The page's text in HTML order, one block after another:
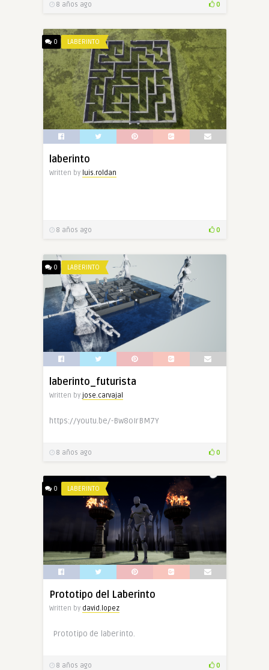
8 años ago 0
0 LABERINTO
laberinto
Written by luis.roldan
8 años ago 0
0 LABERINTO
laberinto_futurista
Written by jose.carvajal
https://youtu.be/-Bw8oIrBM7Y
8 años ago 0
0 LABERINTO
Prototipo del Laberinto
Written by david.lopez
Prototipo de laberinto.
8 años ago 0